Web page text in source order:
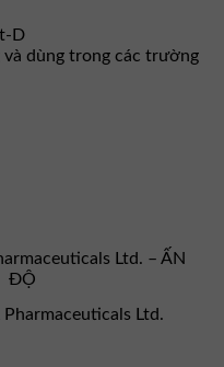
dùng trong các trường
Ltd. – ẤN
ĐỘ
Ltd.